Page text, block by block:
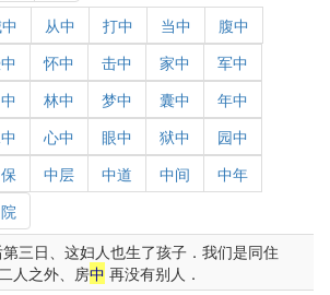
从中 打中 当中
腹中
怀中 击中 家中
军中
林中 梦中 囊中
年中
心中 眼中 狱中
园中
中层 中道 中间
中年
三日、这妇人也生了孩子．我们是同住
人之外、房中 再没有别人．